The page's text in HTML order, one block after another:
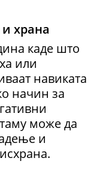
храна
каде што
или
навиката
начин за
може да
и